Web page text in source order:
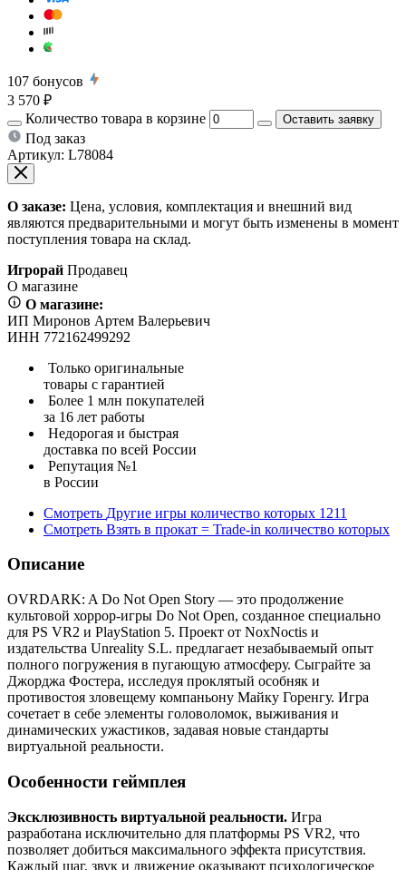
107 бонусов
3 570 ₽
Количество товара в корзине
Оставить заявку
Под заказ
Артикул: L78084
О заказе: Цена, условия, комплектация и внешний вид
являются предварительными и могут быть изменены в момент
поступления товара на склад.
Игрорай Продавец
О магазине
О магазине:
ИП Миронов Артем Валерьевич
ИНН 772162499292
Только оригинальные
товары с гарантией
Более 1 млн покупателей
за 16 лет работы
Недорогая и быстрая
доставка по всей России
Репутация №1
в России
Смотреть Другие игры количество которых 1211
Смотреть Взять в прокат = Trade-in количество которых
Описание
OVRDARK: A Do Not Open Story — это продолжение
культовой хоррор-игры Do Not Open, созданное специально
для PS VR2 и PlayStation 5. Проект от NoxNoctis и
издательства Unreality S.L. предлагает незабываемый опыт
полного погружения в пугающую атмосферу. Сыграйте за
Джорджа Фостера, исследуя проклятый особняк и
противостоя зловещему компаньону Майку Горенгу. Игра
сочетает в себе элементы головоломок, выживания и
динамических ужастиков, задавая новые стандарты
виртуальной реальности.
Особенности геймплея
Эксклюзивность виртуальной реальности. Игра
разработана исключительно для платформы PS VR2, что
позволяет добиться максимального эффекта присутствия.
Каждый шаг, звук и движение оказывают психологическое